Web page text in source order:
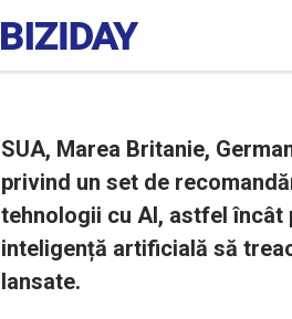
SUA, Marea Britanie,
privind un set de
tehnologii cu AI, astfel
inteligență artificială să
lansate.